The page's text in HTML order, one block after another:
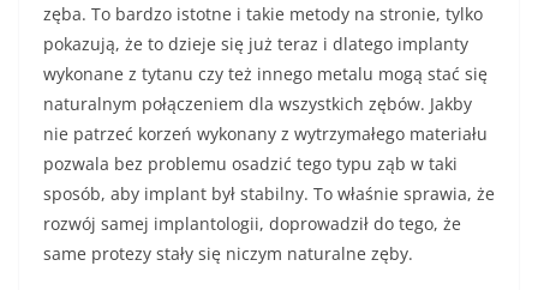
zęba. To bardzo istotne i takie metody na stronie, tylko
pokazują, że to dzieje się już teraz i dlatego implanty
wykonane z tytanu czy też innego metalu mogą stać się
naturalnym połączeniem dla wszystkich zębów. Jakby
nie patrzeć korzeń wykonany z wytrzymałego materiału
pozwala bez problemu osadzić tego typu ząb w taki
sposób, aby implant był stabilny. To właśnie sprawia, że
rozwój samej implantologii, doprowadził do tego, że
same protezy stały się niczym naturalne zęby.